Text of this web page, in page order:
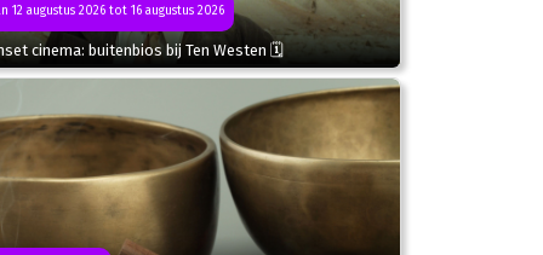
12 augustus 2026 tot 16 augustus 2026
cinema: buitenbios bij Ten Westen 🗓